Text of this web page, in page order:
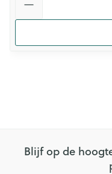
Blijf op de